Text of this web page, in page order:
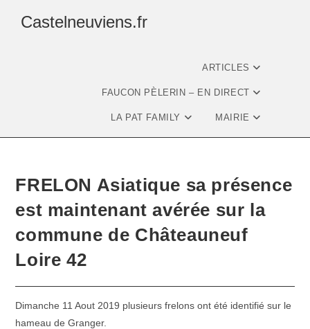
Castelneuviens.fr
ARTICLES
FAUCON PÈLERIN – EN DIRECT
LA PAT FAMILY MAIRIE
FRELON Asiatique sa présence
est maintenant avérée sur la
commune de Châteauneuf
Loire 42
Dimanche 11 Aout 2019 plusieurs frelons ont été identifié sur le
hameau de Granger.